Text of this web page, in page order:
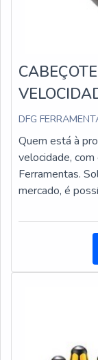
DFG
Quem está à
velocidade,
Ferramentas.
mercado, é
cabeçote
custo-
dos
onde são
última geração,